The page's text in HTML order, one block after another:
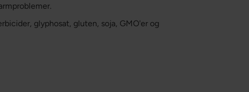
glyphosat, gluten, soja, GMO'er og